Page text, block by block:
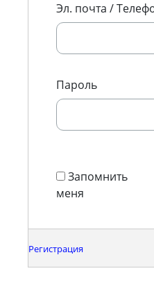
Эл. почта /
Пароль
Запомнить
меня
Регистрация